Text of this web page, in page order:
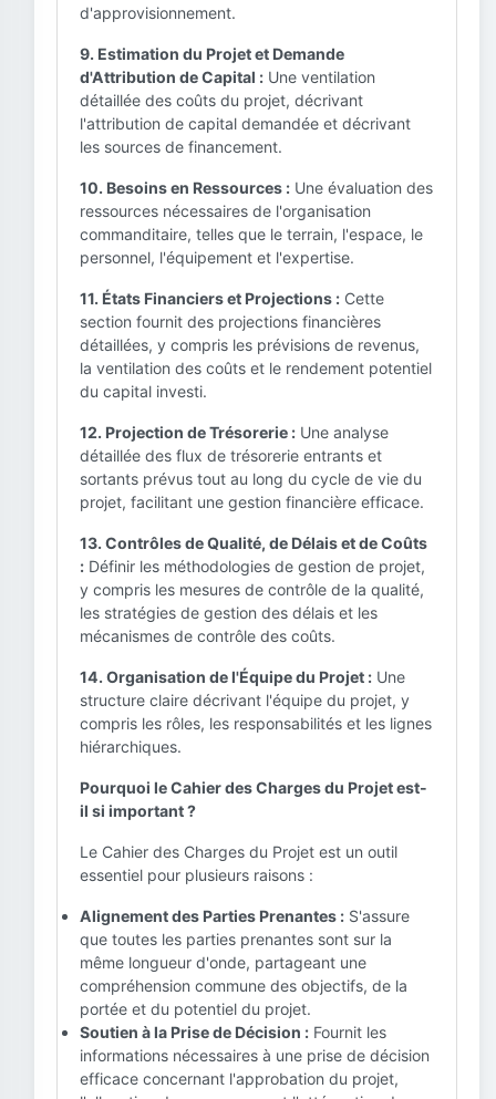
d'approvisionnement.
9. Estimation du Projet et Demande
d'Attribution de Capital : Une ventilation
détaillée des coûts du projet, décrivant
l'attribution de capital demandée et décrivant
les sources de financement.
10. Besoins en Ressources : Une évaluation des
ressources nécessaires de l'organisation
commanditaire, telles que le terrain, l'espace, le
personnel, l'équipement et l'expertise.
11. États Financiers et Projections : Cette
section fournit des projections financières
détaillées, y compris les prévisions de revenus,
la ventilation des coûts et le rendement potentiel
du capital investi.
12. Projection de Trésorerie : Une analyse
détaillée des flux de trésorerie entrants et
sortants prévus tout au long du cycle de vie du
projet, facilitant une gestion financière efficace.
13. Contrôles de Qualité, de Délais et de Coûts
: Définir les méthodologies de gestion de projet,
y compris les mesures de contrôle de la qualité,
les stratégies de gestion des délais et les
mécanismes de contrôle des coûts.
14. Organisation de l'Équipe du Projet : Une
structure claire décrivant l'équipe du projet, y
compris les rôles, les responsabilités et les lignes
hiérarchiques.
Pourquoi le Cahier des Charges du Projet est-
il si important ?
Le Cahier des Charges du Projet est un outil
essentiel pour plusieurs raisons :
Alignement des Parties Prenantes : S'assure
que toutes les parties prenantes sont sur la
même longueur d'onde, partageant une
compréhension commune des objectifs, de la
portée et du potentiel du projet.
Soutien à la Prise de Décision : Fournit les
informations nécessaires à une prise de décision
efficace concernant l'approbation du projet,